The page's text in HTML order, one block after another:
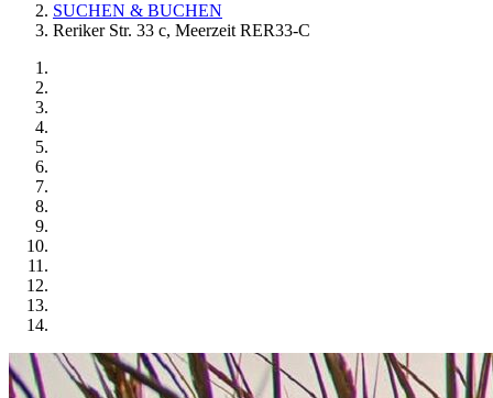
SUCHEN & BUCHEN
Reriker Str. 33 c, Meerzeit RER33-C